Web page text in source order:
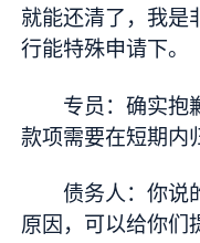
就能还清了，我是
行能特殊申请下。
专员：确实抱
款项需要在短期内
债务人：你说
原因，可以给你们